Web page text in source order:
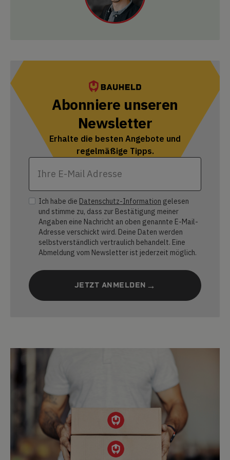
Abonniere unseren
Newsletter
Erhalte die besten Angebote und
regelmäßige Tipps.
Ich habe die Datenschutz-Information gelesen
und stimme zu, dass zur Bestätigung meiner
Angaben eine Nachricht an oben genannte E-Mail-
Adresse verschickt wird. Deine Daten werden
selbstverständlich vertraulich behandelt. Eine
Abmeldung vom Newsletter ist jederzeit möglich.
JETZT ANMELDEN